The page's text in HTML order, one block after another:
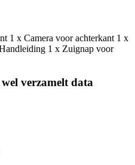
1 x Camera voor achterkant 1 x
1 x Zuignap voor
verzamelt data